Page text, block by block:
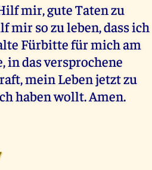
mir, gute Taten zu
mir so zu leben, dass ich
Fürbitte für mich am
in das versprochene
mein Leben jetzt zu
haben wollt. Amen.